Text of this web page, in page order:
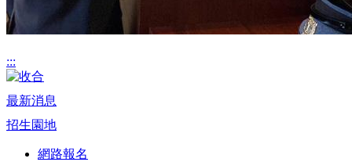
:::
最新消息
招生園地
網路報名